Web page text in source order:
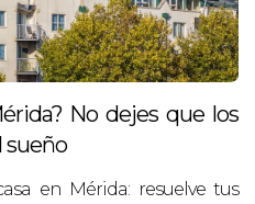
No dejes que los
sueño
en Mérida: resuelve tus